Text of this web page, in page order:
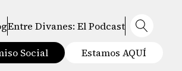
Entre Divanes: El Podcast
Social Estamos AQUÍ